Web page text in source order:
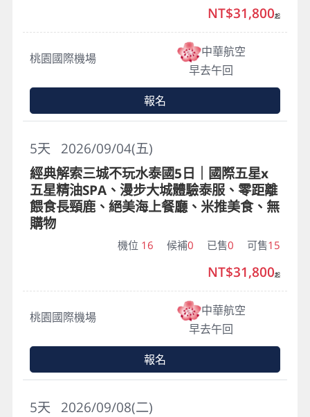
桃園國際機場
中華航空
早去午回
NT$31,800起
報名
2026/09/04(五)
5天
經典解索三城不玩水泰國5日｜國際五星x
五星精油SPA、漫步大城體驗泰服、零距離
餵食長頸鹿、絕美海上餐廳、米推美食、無
購物
機位 16 候補0 已售0 可售15
桃園國際機場
中華航空
早去午回
NT$31,800起
報名
2026/09/08(二)
5天